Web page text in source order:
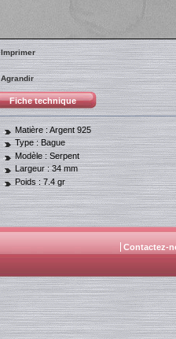
Imprimer
Agrandir
Fiche technique
Matière : Argent 925
Type : Bague
Modèle :Serpent
Largeur :34 mm
Poids : 7.4 gr
Contactez-